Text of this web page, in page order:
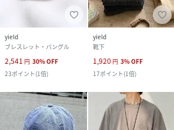
yield
ブレスレット・バングル
2,541 円 30%OFF
23ポイント(1倍)
yield
靴下
1,920 円 3%OFF
17ポイント(1倍)